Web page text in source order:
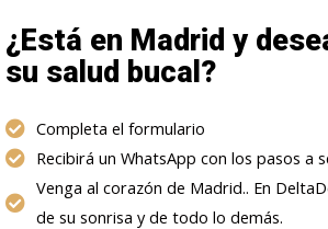
¿Está en Madrid y
su salud bucal?
Completa el formulario
Recibirá un WhatsApp con los pasos a
Venga al corazón de Madrid.. En
de su sonrisa y de todo lo demás.